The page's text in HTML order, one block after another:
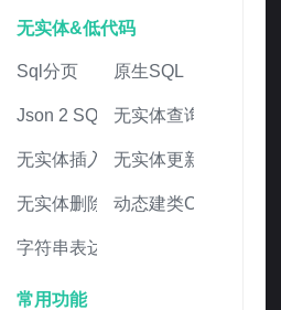
无实体&低代码
Sql分页 原生SQL
Json 2 SQL 无实体查询
无实体插入 无实体更新
无实体删除 动态建类CRUD
字符串表达式
常用功能